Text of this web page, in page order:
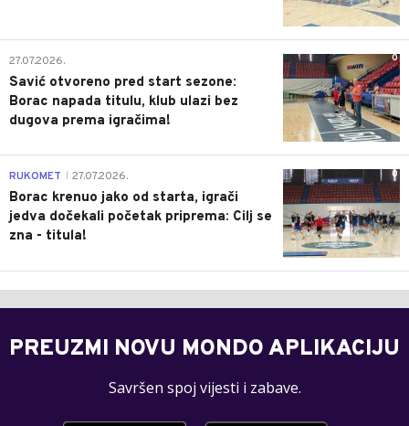
0
27.07.2026.
Savić otvoreno pred start sezone:
Borac napada titulu, klub ulazi bez
dugova prema igračima!
0
RUKOMET 27.07.2026.
Borac krenuo jako od starta, igrači
jedva dočekali početak priprema: Cilj se
zna - titula!
PREUZMI NOVU MONDO APLIKACIJU
Savršen spoj vijesti i zabave.